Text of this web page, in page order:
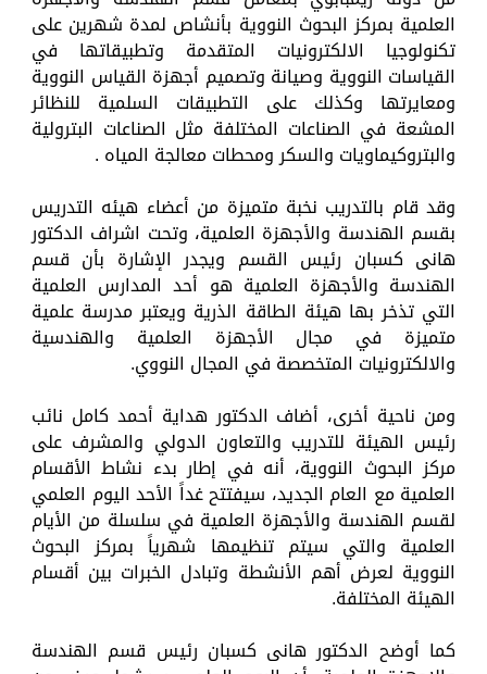
العلمية بمركز البحوث النووية بأنشاص لمدة شهرين على
تكنولوجيا الالكترونيات المتقدمة وتطبيقاتها في
القياسات النووية وصيانة وتصميم أجهزة القياس النووية
ومعايرتها وكذلك على التطبيقات السلمية للنظائر
المشعة في الصناعات المختلفة مثل الصناعات البترولية
والبتروكيماويات والسكر ومحطات معالجة المياه .
وقد قام بالتدريب نخبة متميزة من أعضاء هيئه التدريس
بقسم الهندسة والأجهزة العلمية، وتحت اشراف الدكتور
هانى كسبان رئيس القسم ويجدر الإشارة بأن قسم
الهندسة والأجهزة العلمية هو أحد المدارس العلمية
التي تذخر بها هيئة الطاقة الذرية ويعتبر مدرسة علمية
متميزة في مجال الأجهزة العلمية والهندسية
والالكترونيات المتخصصة في المجال النووي.
ومن ناحية أخرى، أضاف الدكتور هداية أحمد كامل نائب
رئيس الهيئة للتدريب والتعاون الدولي والمشرف على
مركز البحوث النووية، أنه في إطار بدء نشاط الأقسام
العلمية مع العام الجديد، سيفتتح غداً الأحد اليوم العلمي
لقسم الهندسة والأجهزة العلمية في سلسلة من الأيام
العلمية والتي سيتم تنظيمها شهرياً بمركز البحوث
النووية لعرض أهم الأنشطة وتبادل الخبرات بين أقسام
الهيئة المختلفة.
كما أوضح الدكتور هانى كسبان رئيس قسم الهندسة